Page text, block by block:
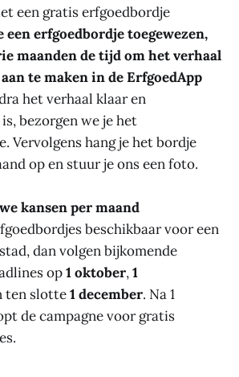
een gratis erfgoedbordje
een erfgoedbordje toegewezen,
maanden de tijd om het verhaal
te maken in de ErfgoedApp
het verhaal klaar en
bezorgen we je het
Vervolgens hang je het bordje
op en stuur je ons een foto.
kansen per maand
beschikbaar voor een
dan volgen bijkomende
op1 oktober,1
ten slotte1 december. Na 1
de campagne voor gratis